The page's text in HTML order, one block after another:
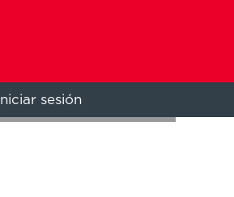
Iniciar sesión